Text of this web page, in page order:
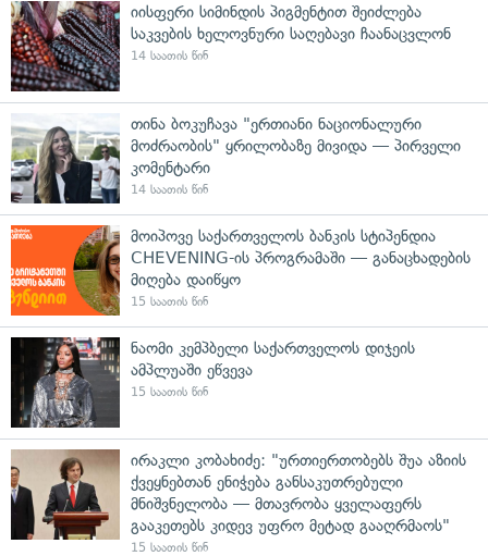
იისფერი სიმინდის პიგმენტით შეიძლება
საკვების ხელოვნური საღებავი ჩაანაცვლონ
14 საათის წინ
თინა ბოკუჩავა "ერთიანი ნაციონალური
მოძრაობის" ყრილობაზე მივიდა — პირველი
კომენტარი
14 საათის წინ
მოიპოვე საქართველოს ბანკის სტიპენდია
CHEVENING-ის პროგრამაში — განაცხადების
მიღება დაიწყო
15 საათის წინ
ნაომი კემპბელი საქართველოს დიჯეის
ამპლუაში ეწვევა
15 საათის წინ
ირაკლი კობახიძე: "ურთიერთობებს შუა აზიის
ქვეყნებთან ენიჭება განსაკუთრებული
მნიშვნელობა — მთავრობა ყველაფერს
გააკეთებს კიდევ უფრო მეტად გააღრმაოს"
15 საათის წინ